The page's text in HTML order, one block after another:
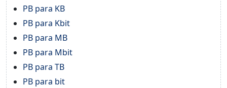
PB para KB
PB para Kbit
PB para MB
PB para Mbit
PB para TB
PB para bit